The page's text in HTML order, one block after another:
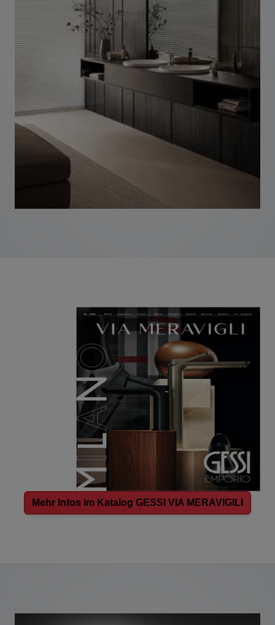
Mehr Infos im Katalog GESSI VIA MERAVIGILI